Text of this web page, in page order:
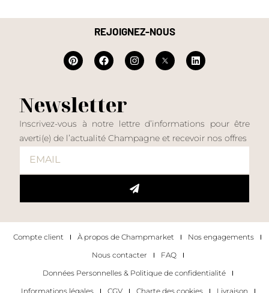
REJOIGNEZ-NOUS
Newsletter
Inscrivez-vous à notre lettre d’informations pour être
averti(e) de l’actualité Champagne et recevoir nos offres
Compte client À propos de Champmarket
Nos engagements
Nous contacter
FAQ
Données Personnelles & Politique de confidentialité
Informations légales
CGV Charte des cookies Livraison